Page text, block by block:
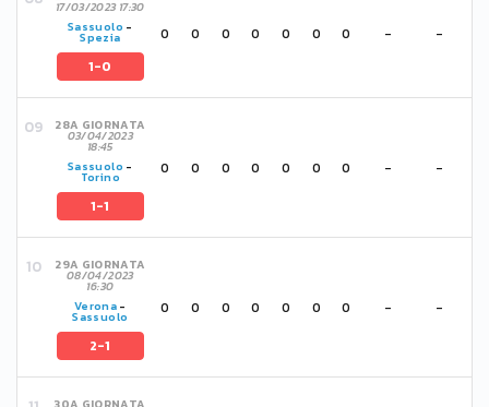
17/03/2023 17:30
Sassuolo -
Spezia
1-0
0 0 0 0 0 0 0 - -
28A GIORNATA
03/04/2023
18:45
Sassuolo -
Torino
1-1
0 0 0 0 0 0 0 - -
29A GIORNATA
08/04/2023
16:30
Verona -
Sassuolo
2-1
0 0 0 0 0 0 0 - -